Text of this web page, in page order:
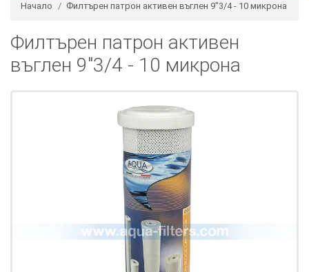
Начало Филтърен патрон активен въглен 9"3/4 - 10 микрона
Филтърен патрон активен
въглен 9"3/4 - 10 микрона